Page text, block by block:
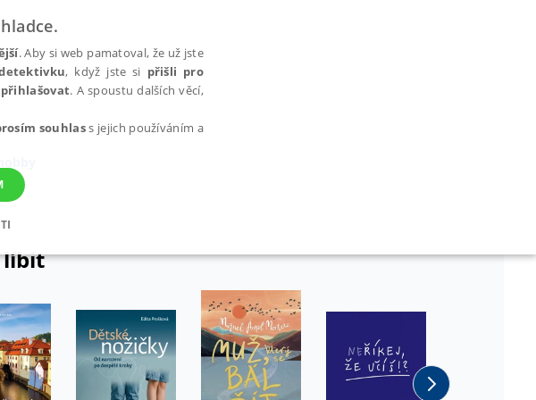
líbit
. Aby si web pamatoval, že už jste
, když jste si přišli pro
. A spoustu dalších věcí,
souhlass jejich používáním a
FUNKČNÍ NEZAŘAZENÉ SOUBORY
Nezařazené soubory
stránky nelze bez nezbytně nutných souborů cookie správně používat.